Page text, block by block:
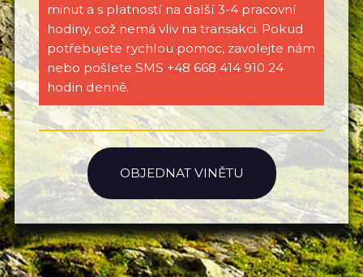
minut a s platností na další 3-4 pracovní
hodiny, což nemá vliv na transakci. Pokud
potřebujete rychlou pomoc, zavolejte nám
nebo pošlete SMS +48 668 414 910 24
hodin denně.
OBJEDNAT VINĚTU